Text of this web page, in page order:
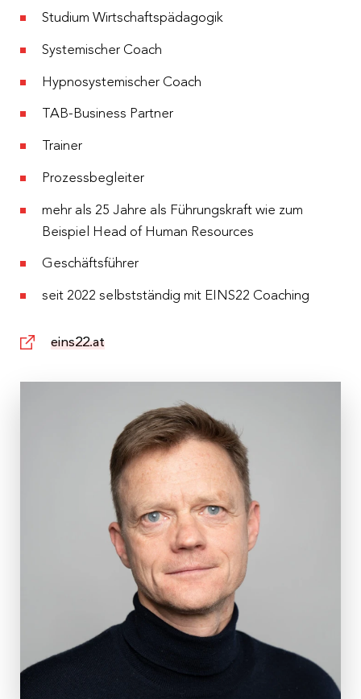
€ 420,– pro Person inkl. 10 % MwSt.
Veranstaltungsbeginn
Anmeldeschluss
19.11.2024
Studium Wirtschaftspädagogik
Systemischer Coach
Hypnosystemischer Coach
TAB-Business Partner
Trainer
Prozessbegleiter
mehr als 25 Jahre als Führungskraft wie zum
Beispiel Head of Human Resources
Geschäftsführer
seit 2022 selbstständig mit EINS22 Coaching
eins22.at